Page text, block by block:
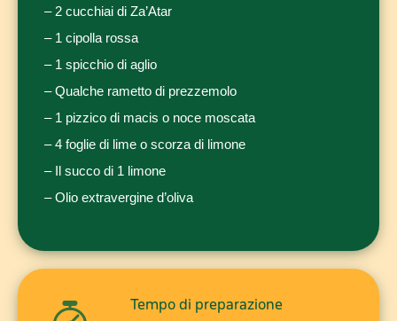
– 2 cucchiai di Za’Atar
– 1 cipolla rossa
– 1 spicchio di aglio
– Qualche rametto di prezzemolo
– 1 pizzico di macis o noce moscata
– 4 foglie di lime o scorza di limone
– Il succo di 1 limone
– Olio extravergine d’oliva
Tempo di preparazione